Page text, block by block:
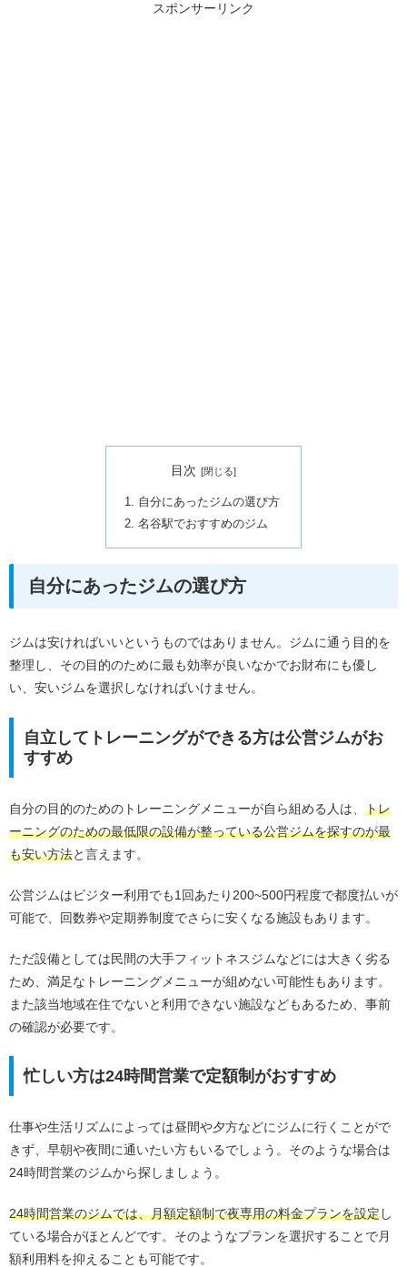
スポンサーリンク
目次
自分にあったジムの選び方
名谷駅でおすすめのジム
自分にあったジムの選び方
ジムは安ければいいというものではありません。ジムに通う目的を
整理し、その目的のために最も効率が良いなかでお財布にも優し
い、安いジムを選択しなければいけません。
自立してトレーニングができる方は公営ジムがお
すすめ
自分の目的のためのトレーニングメニューが自ら組める人は、 トレ
ーニングのための最低限の設備が整っている公営ジムを探すのが最
も安い方法と言えます。
公営ジムはビジター利用でも1回あたり200~500円程度で都度払いが
可能で、回数券や定期券制度でさらに安くなる施設もあります。
ただ設備としては民間の大手フィットネスジムなどには大きく劣る
ため、満足なトレーニングメニューが組めない可能性もあります。
また該当地域在住でないと利用できない施設などもあるため、事前
の確認が必要です。
忙しい方は24時間営業で定額制がおすすめ
仕事や生活リズムによっては昼間や夕方などにジムに行くことがで
きず、早朝や夜間に通いたい方もいるでしょう。そのような場合は
24時間営業のジムから探しましょう。
24時間営業のジムでは、月額定額制で夜専用の料金プランを設定し
ている場合がほとんどです。そのようなプランを選択することで月
額利用料を抑えることも可能です。